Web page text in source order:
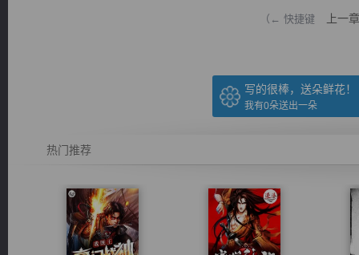
（← 快捷键 上一章
写的很棒，送朵鲜花！
我有0朵送出一朵
热门推荐